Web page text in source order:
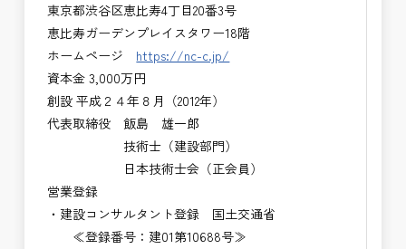
東京都渋谷区恵比寿4丁目20番3号
恵比寿ガーデンプレイスタワー18階
ホームページ https://nc-c.jp/
資本金 3,000万円
創設 平成２４年８月（2012年）
代表取締役 飯島 雄一郎
技術士（建設部門）
日本技術士会（正会員）
営業登録
・建設コンサルタント登録 国土交通省
≪登録番号：建01第10688号≫